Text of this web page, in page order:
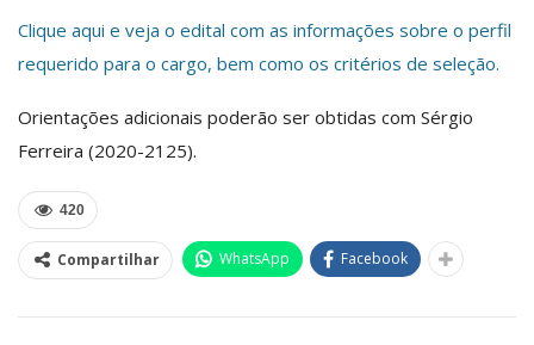
Clique aqui e veja o edital com as informações sobre o perfil
requerido para o cargo, bem como os critérios de seleção.
Orientações adicionais poderão ser obtidas com Sérgio
Ferreira (2020-2125).
420
Compartilhar WhatsApp Facebook